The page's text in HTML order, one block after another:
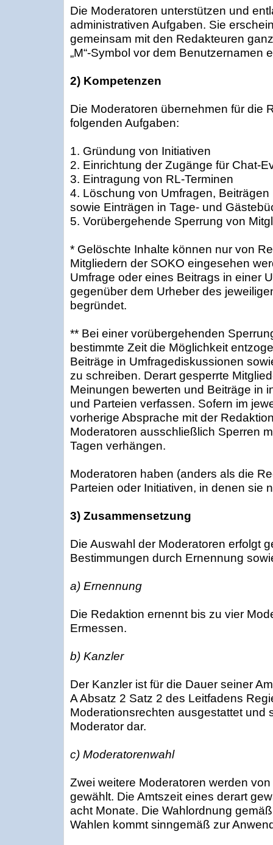
Die Moderatoren unterstützen und
administrativen Aufgaben. Sie
gemeinsam mit den Redakteuren
„M“-Symbol vor dem Benutzernamen
2) Kompetenzen
Die Moderatoren übernehmen für die
folgenden Aufgaben:
1. Gründung von Initiativen
2. Einrichtung der Zugänge für Chat-
3. Eintragung von RL-Terminen
4. Löschung von Umfragen,
sowie Einträgen in Tage- und
5. Vorübergehende Sperrung von
* Gelöschte Inhalte können nur von
Mitgliedern der SOKO eingesehen
Umfrage oder eines Beitrags in einer
gegenüber dem Urheber des
begründet.
** Bei einer vorübergehenden
bestimmte Zeit die Möglichkeit
Beiträge in Umfragediskussionen
zu schreiben. Derart gesperrte
Meinungen bewerten und Beiträge in
und Parteien verfassen. Sofern im
vorherige Absprache mit der
Moderatoren ausschließlich Sperren
Tagen verhängen.
Moderatoren haben (anders als die
Parteien oder Initiativen, in denen sie
3) Zusammensetzung
Die Auswahl der Moderatoren erfolgt
Bestimmungen durch Ernennung
a) Ernennung
Die Redaktion ernennt bis zu vier
Ermessen.
b) Kanzler
Der Kanzler ist für die Dauer seiner
A Absatz 2 Satz 2 des Leitfadens
Moderationsrechten ausgestattet und
Moderator dar.
c) Moderatorenwahl
Zwei weitere Moderatoren werden
gewählt. Die Amtszeit eines derart
acht Monate. Die Wahlordnung
Wahlen kommt sinngemäß zur